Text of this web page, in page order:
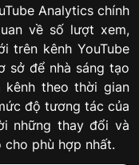
Analytics chính
về số lượt xem,
trên kênh YouTube
sở để nhà sáng tạo
theo thời gian
độ tương tác của
những thay đổi và
phù hợp nhất.